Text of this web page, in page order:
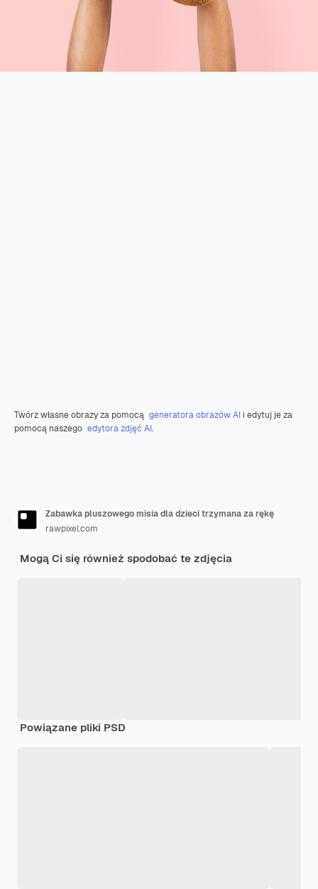
Twórz własne obrazy za pomocą generatora obrazów AI i edytuj je za
pomocą naszego edytora zdjęć AI.
Zabawka pluszowego misia dla dzieci trzymana za rękę
rawpixel.com
Mogą Ci się również spodobać te zdjęcia
Powiązane pliki PSD